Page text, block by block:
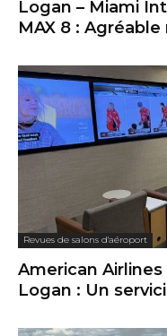
Logan – Miami
MAX 8 :
Revues de salons d'aéroport
American
Logan : Un